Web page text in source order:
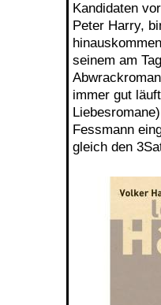
Kandidaten
Peter Harry,
seinem am
Abwrackroman
immer gut
Fessmann
gleich den